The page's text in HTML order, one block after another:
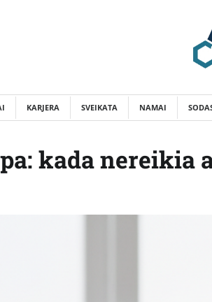
KARJERA SVEIKATA NAMAI
kada nereikia